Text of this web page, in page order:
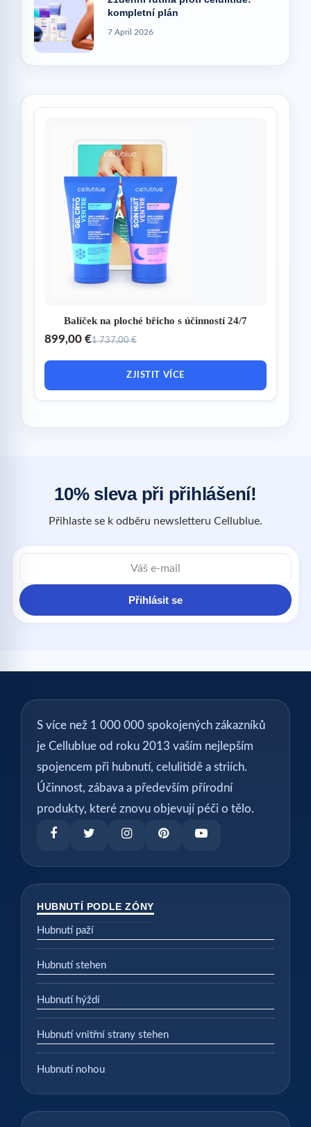
kompletní plán
7 April 2026
Balíček na ploché břicho s účinností 24/7
899,00 €1 737,00 €
ZJISTIT VÍCE
10% sleva při přihlášení!
Přihlaste se k odběru newsletteru Cellublue.
Přihlásit se
S více než 1 000 000 spokojených zákazníků
je Cellublue od roku 2013 vaším nejlepším
spojencem při hubnutí, celulitidě a striích.
Účinnost, zábava a především přírodní
produkty, které znovu objevují péči o tělo.
HUBNUTÍ PODLE ZÓNY
Hubnutí paží
Hubnutí stehen
Hubnutí hýždí
Hubnutí vnitřní strany stehen
Hubnutí nohou